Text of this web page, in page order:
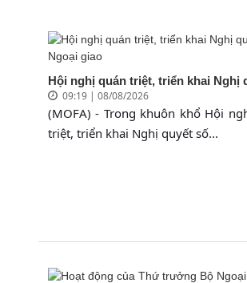
Hội nghị quán triệt, triển khai Nghị
09:19 | 08/08/2026
(MOFA) - Trong khuôn khổ Hội
triệt, triển khai Nghị quyết số...